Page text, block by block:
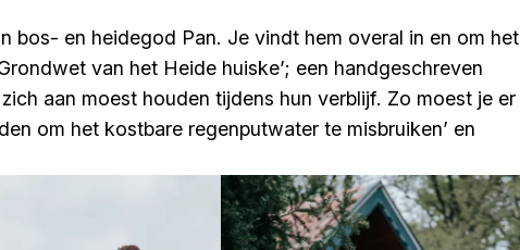
bos- en heidegod Pan. Je vindt hem overal in en om het
van het Heide huiske’; een handgeschreven
aan moest houden tijdens hun verblijf. Zo moest je er
om het kostbare regenputwater te misbruiken’ en